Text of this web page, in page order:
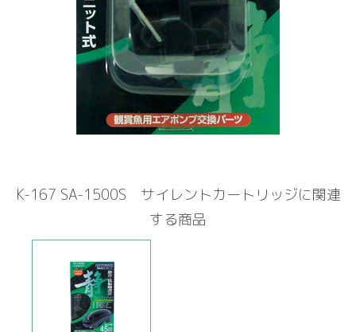
K-167 SA-1500S サイレントカートリッジに関連
する商品